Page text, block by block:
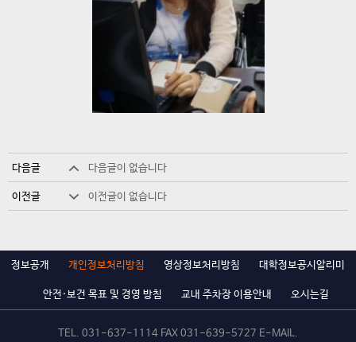
다음글 다음글이 없습니다
이전글 이전글이 없습니다
정보공개 개인정보처리방침 영상정보처리방침 대학정보공시알리미
안전·보건 목표 및 경영 방침 교내 주차장 이용안내 오시는길
TEL. 031-637-1114 FAX 031-639-5727 E-MAIL.